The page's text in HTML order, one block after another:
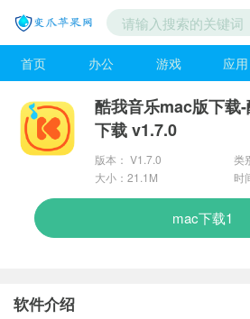
首页 办公 游戏 应用
酷我音乐mac版下载
下载 v1.7.0
版本： V1.7.0
类
大小：21.1M
时
mac下载1
软件介绍